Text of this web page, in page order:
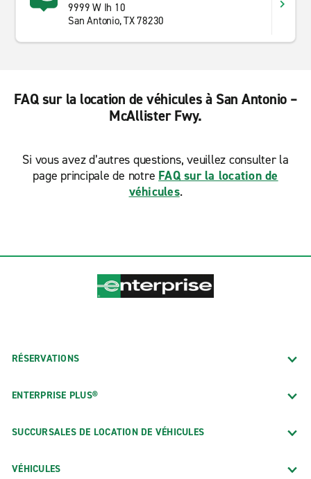
9999 W Ih 10
San Antonio, TX 78230
FAQ sur la location de véhicules à San Antonio –
McAllister Fwy.
Si vous avez d’autres questions, veuillez consulter la
page principale de notre FAQ sur la location de
véhicules.
RÉSERVATIONS
ENTERPRISE PLUS®
SUCCURSALES DE LOCATION DE VÉHICULES
VÉHICULES